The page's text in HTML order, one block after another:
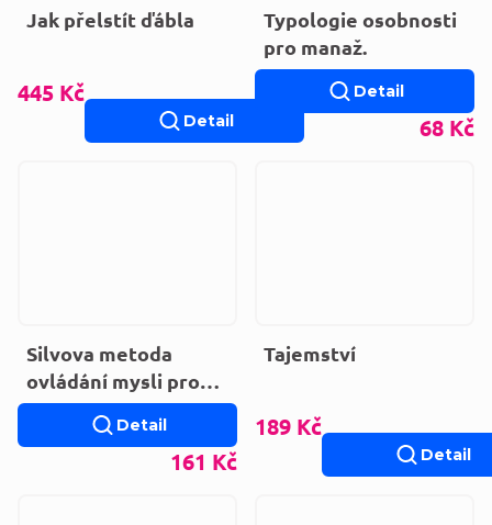
Jak přelstít ďábla
445 Kč
Detail
Typologie osobnosti
pro manaž.
68 Kč
Detail
Silvova metoda
ovládání mysli pro
získání pomoci z
druhé strany
161 Kč
Detail
Tajemství
189 Kč
Detail